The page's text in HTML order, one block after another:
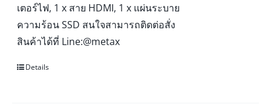
เตอร์ไฟ, 1 x สาย HDMI, 1 x แผ่นระบาย
ความร้อน SSD สนใจสามารถติดต่อสั่ง
สินค้าได้ที่ Line:@metax
Details